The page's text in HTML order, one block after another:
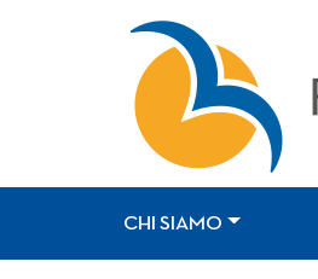
CHI SIAMO